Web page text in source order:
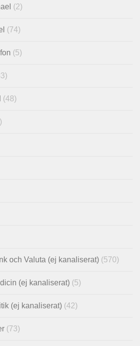
(2)
(74)
(5)
(48)
och Valuta (ej kanaliserat) (570)
(ej kanaliserat) (5)
(ej kanaliserat) (42)
(73)